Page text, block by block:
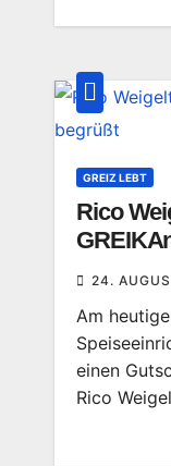
GREIZ LEBT
Rico
24.
Am
einen
Rico